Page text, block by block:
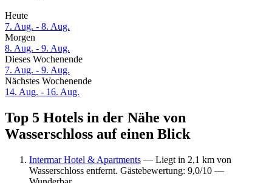
Heute
7. Aug. - 8. Aug.
Morgen
8. Aug. - 9. Aug.
Dieses Wochenende
7. Aug. - 9. Aug.
Nächstes Wochenende
14. Aug. - 16. Aug.
Top 5 Hotels in der Nähe von
Wasserschloss auf einen Blick
Intermar Hotel & Apartments — Liegt in 2,1 km von
Wasserschloss entfernt. Gästebewertung: 9,0/10 —